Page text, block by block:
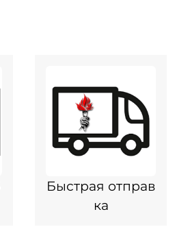
Быстрая отправ
ка